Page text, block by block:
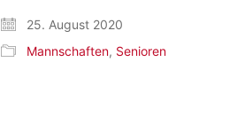
25. August 2020
Mannschaften, Senioren